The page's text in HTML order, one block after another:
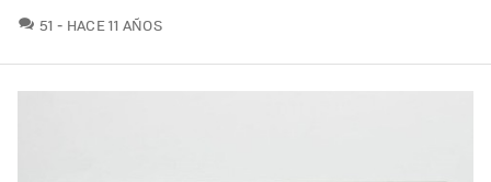
51 COMENTARIOS
HACE 11 AÑOS